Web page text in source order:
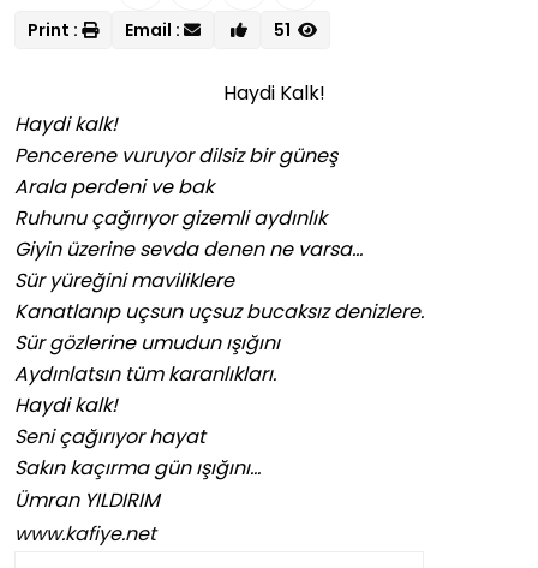
Print : Email : 51
Haydi Kalk!
Haydi kalk!
Pencerene vuruyor dilsiz bir güneş
Arala perdeni ve bak
Ruhunu çağırıyor gizemli aydınlık
Giyin üzerine sevda denen ne varsa…
Sür yüreğini maviliklere
Kanatlanıp uçsun uçsuz bucaksız denizlere.
Sür gözlerine umudun ışığını
Aydınlatsın tüm karanlıkları.
Haydi kalk!
Seni çağırıyor hayat
Sakın kaçırma gün ışığını…
Ümran YILDIRIM
www.kafiye.net